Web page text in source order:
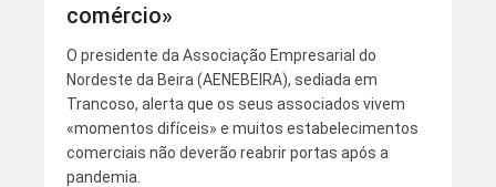
comércio»
O presidente da Associação Empresarial do
Nordeste da Beira (AENEBEIRA), sediada em
Trancoso, alerta que os seus associados vivem
«momentos difíceis» e muitos estabelecimentos
comerciais não deverão reabrir portas após a
pandemia.